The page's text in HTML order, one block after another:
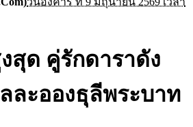
สุด คู่รักดาราดัง
ละอองธุลีพระบาท